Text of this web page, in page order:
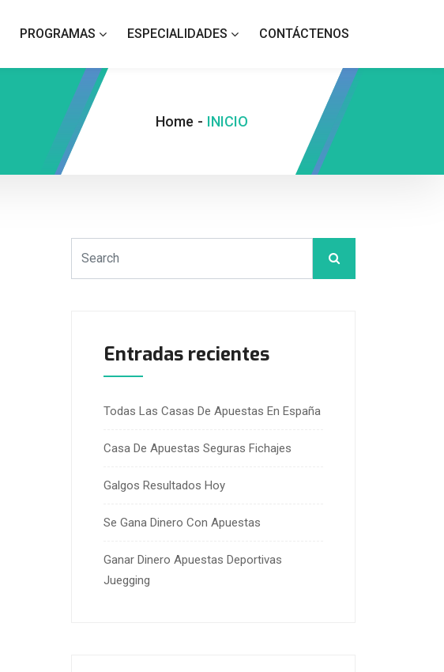
PROGRAMAS ESPECIALIDADES CONTÁCTENOS
Home - INICIO
Entradas recientes
Todas Las Casas De Apuestas En España
Casa De Apuestas Seguras Fichajes
Galgos Resultados Hoy
Se Gana Dinero Con Apuestas
Ganar Dinero Apuestas Deportivas
Juegging